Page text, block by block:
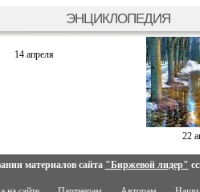
ЭНЦИКЛОПЕДИЯ
14 апреля
22
материалов сайта "Биржевой лидер"